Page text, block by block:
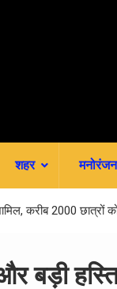
शहर मनोरंजन
करीब 2000 छात्रों
बड़ी